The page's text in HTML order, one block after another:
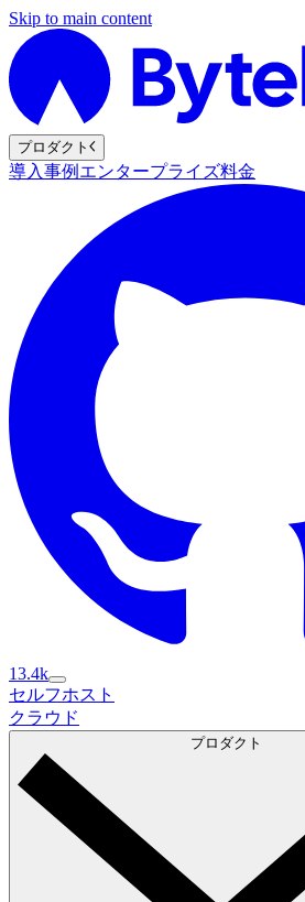
Skip to main content
プロダクト
導入事例 エンタープライズ料金
13.4k
セルフホスト
セルフホスト
クラウド
プロダクト